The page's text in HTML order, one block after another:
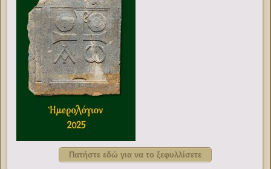
Πατήστε εδώ για να το ξεφυλλίσετε